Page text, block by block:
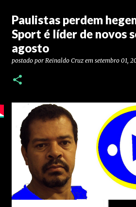
Paulistas perdem
Sport é líder de novos
agosto
postado por Reinaldo Cruz em setembro 01,